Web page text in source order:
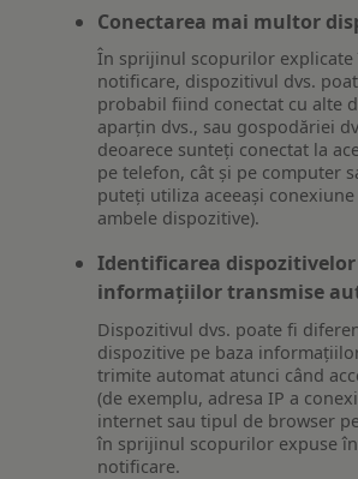
Conectarea mai multor
În sprijinul scopurilor explicate
notificare, dispozitivul dvs.
probabil fiind conectat cu alte
aparțin dvs., sau gospodăriei
deoarece sunteți conectat la
pe telefon, cât și pe computer
puteți utiliza aceeași
ambele dispozitive).
Identificarea dispozitivelor
informațiilor transmise
Dispozitivul dvs. poate fi
dispozitive pe baza
trimite automat atunci când
(de exemplu, adresa IP a
internet sau tipul de browser
în sprijinul scopurilor expuse în
notificare.